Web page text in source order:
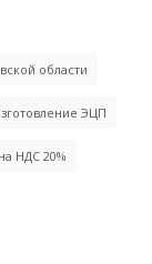
области
ЭЦП
НДС 20%